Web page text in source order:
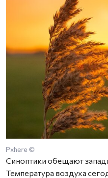
Pxhere ©
Синоптики обещают
Температура воздуха